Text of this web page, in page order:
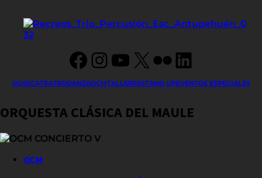
Facebook
Instagram
YouTube
X FlickrLinkedIn
MÚSICATEATRODANZAOCMTALLERESSTAND UPEVENTOS ESPECIALES
ORQUESTA CLÁSICA DEL MAULE
OCM